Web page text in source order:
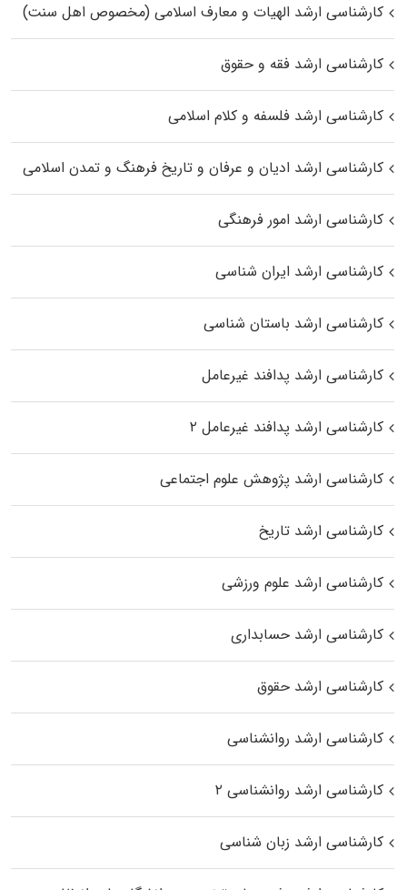
کارشناسی ارشد الهیات و معارف اسلامی (مخصوص اهل سنت)
کارشناسی ارشد فقه و حقوق
کارشناسی ارشد فلسفه و کلام اسلامی
کارشناسی ارشد ادیان و عرفان و تاریخ فرهنگ و تمدن اسلامی
کارشناسی ارشد امور فرهنگی
کارشناسی ارشد ایران شناسی
کارشناسی ارشد باستان شناسی
کارشناسی ارشد پدافند غیرعامل
کارشناسی ارشد پدافند غیرعامل ۲
کارشناسی ارشد پژوهش علوم اجتماعی
کارشناسی ارشد تاریخ
کارشناسی ارشد علوم ورزشی
کارشناسی ارشد حسابداری
کارشناسی ارشد حقوق
کارشناسی ارشد روانشناسی
کارشناسی ارشد روانشناسی ۲
کارشناسی ارشد زبان شناسی